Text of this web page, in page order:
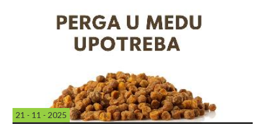
21 - 11 - 2025